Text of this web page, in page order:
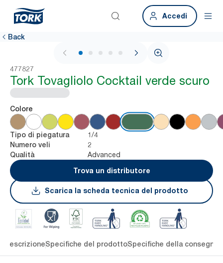
Accedi
Back
1 / 5
477827
Tork Tovagliolo Cocktail verde scuro
Colore
Tipo di piegatura 1/4
Numero veli 2
Qualità
Advanced
Trova un distributore
Scarica la scheda tecnica del prodotto
DescrizioneSpecifiche del prodottoSpecifiche della consegna